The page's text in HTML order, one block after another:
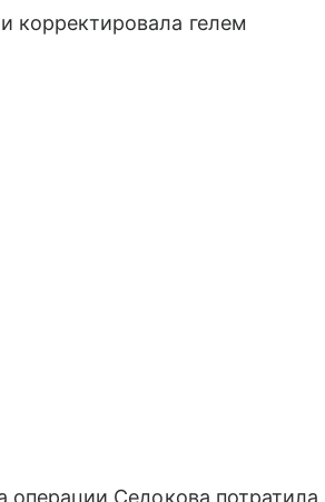
корректировала гелем
операции Седокова потратила